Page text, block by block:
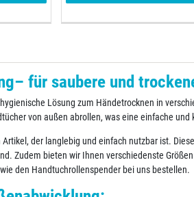
für saubere und
Lösung zum Händetrocknen in
von außen abrollen, was eine einfache
der langlebig und einfach nutzbar ist.
Zudem bieten wir Ihnen verschiedenste
den Handtuchrollenspender bei uns bestellen.